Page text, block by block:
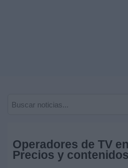
Operadores de TV
Precios y
Noticias